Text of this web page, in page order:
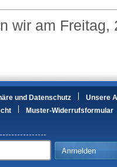
wir am
und Datenschutz
Unsere
Muster-Widerrufsformular